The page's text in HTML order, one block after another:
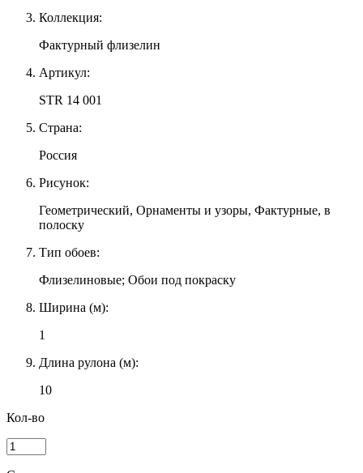
Коллекция:
Фактурный флизелин
Артикул:
STR 14 001
Страна:
Россия
Рисунок:
Геометрический, Орнаменты и узоры, Фактурные, в
полоску
Тип обоев:
Флизелиновые; Обои под покраску
Ширина (м):
1
Длина рулона (м):
10
Кол-во